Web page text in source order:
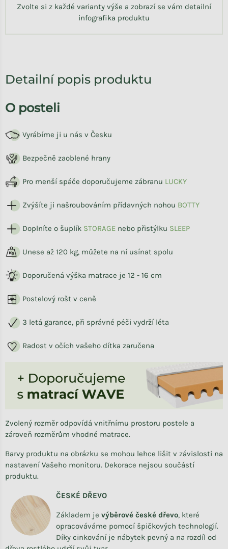
Zvolte si z každé varianty výše a zobrazí se vám detailní
infografika produktu
Detailní popis produktu
O posteli
Vyrábíme ji u nás v Česku
Bezpečně zaoblené hrany
Pro menší spáče doporučujeme zábranu LUCKY
Zvýšíte ji našroubováním přídavných nohou BOTTY
Doplníte o šuplík STORAGE nebo přistýlku SLEEP
Unese až 120 kg, můžete na ní usínat spolu
Doporučená výška matrace je 12 - 16 cm
Postelový rošt v ceně
3 letá garance, při správné péči vydrží léta
Radost v očích vašeho dítka zaručena
Zvolený rozměr odpovídá vnitřnímu prostoru postele a
zároveň rozměrům vhodné matrace.
Barvy produktu na obrázku se mohou lehce lišit v závislosti na
nastavení Vašeho monitoru. Dekorace nejsou součástí
produktu.
ČESKÉ DŘEVO
Základem je výběrové české dřevo, které
opracováváme pomocí špičkových technologií.
Díky cinkování je nábytek pevný a na rozdíl od